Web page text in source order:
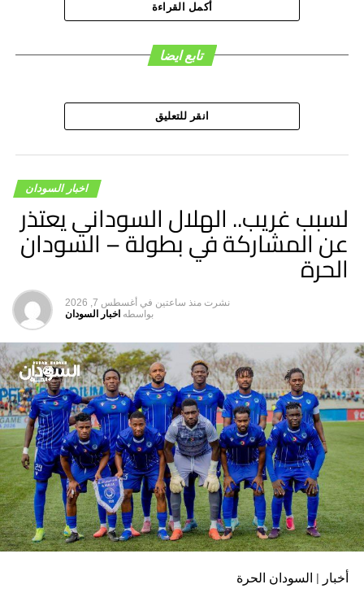
هاشتاق ذات صله :
البرهان يصل إلى إسبانيا
تحت حمايتها
أكمل القراءة
تابع ايضا
انقر للتعليق
اخبار السودان
لسبب غريب.. الهلال السوداني يعتذر
عن المشاركة في بطولة – السودان
الحرة
نشرت منذ ساعتين في أغسطس 7, 2026
بواسطه اخبار السودان
أخبار | السودان الحرة